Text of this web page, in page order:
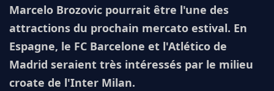
Marcelo Brozovic pourrait être l'une des
attractions du prochain mercato estival. En
Espagne, le FC Barcelone et l'Atlético de
Madrid seraient très intéressés par le milieu
croate de l'Inter Milan.